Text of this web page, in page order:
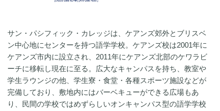
サン・パシフィック・カレッジは、ケアンズ郊外とブリスベ
ン中心地にセンターを持つ語学学校。ケアンズ校は2001年に
ケアンズ市内に設立され、2011年にケアンズ北部のケワラビ
ーチに移転し現在に至る。広大なキャンパスを持ち、教室や
学生ラウンジの他、学生寮・食堂・各種スポーツ施設などが
完備しており、敷地内にはバーベキューができる広場もあ
り、民間の学校ではめずらしいオンキャンパス型の語学学校